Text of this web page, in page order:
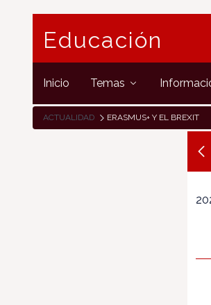
Educación
Inicio Temas
ACTUALIDAD ERASMUS+ Y EL BREXIT